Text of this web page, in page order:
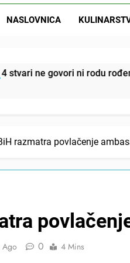
NASLOVNICA
ni rodu rođenom
razmatra povlačenje
Ago 0 4 Mins